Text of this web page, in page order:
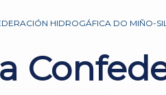
HIDROGÁFICA DO MIÑO-